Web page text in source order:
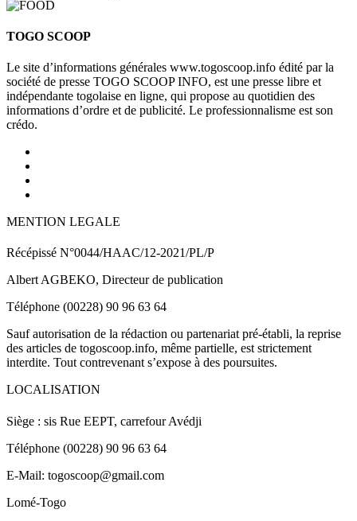
TOGO SCOOP
Le site d’informations générales www.togoscoop.info édité par la
société de presse TOGO SCOOP INFO, est une presse libre et
indépendante togolaise en ligne, qui propose au quotidien des
informations d’ordre et de publicité. Le professionnalisme est son
crédo.
MENTION LEGALE
Récépissé N°0044/HAAC/12-2021/PL/P
Albert AGBEKO, Directeur de publication
Téléphone (00228) 90 96 63 64
Sauf autorisation de la rédaction ou partenariat pré-établi, la reprise
des articles de togoscoop.info, même partielle, est strictement
interdite. Tout contrevenant s’expose à des poursuites.
LOCALISATION
Siège : sis Rue EEPT, carrefour Avédji
Téléphone (00228) 90 96 63 64
E-Mail: togoscoop@gmail.com
Lomé-Togo